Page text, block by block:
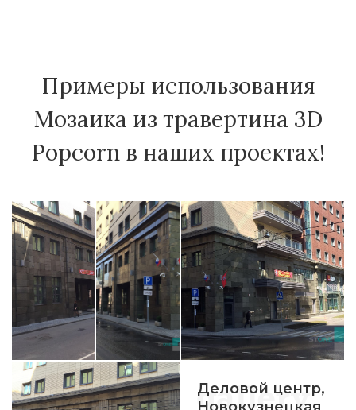
Примеры использования
Мозаика из травертина 3D
Popcorn в наших проектах!
Деловой центр,